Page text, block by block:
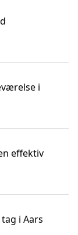
i
effektiv
i Aars